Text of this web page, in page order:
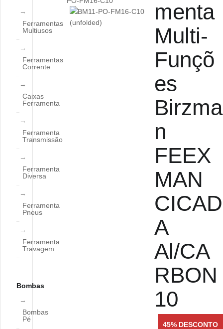
menta
Multi-
Funçõ
es
Birzma
n
FEEX
MAN
CICAD
A
Al/CA
RBON
10
45% DESCONTO
Ferramentas
Multiusos
Ferramentas
Corrente
Caixas
Ferramenta
Ferramenta
Transmissão
Ferramenta
Diversa
Ferramenta
Pneus
Ferramenta
Travagem
Bombas
Bombas
Pé